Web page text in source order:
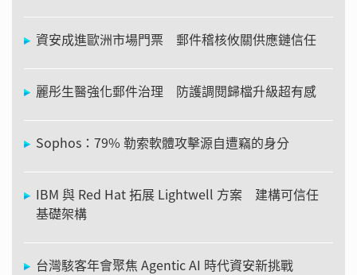
資安成進歐洲市場門票 郵件稽核攸關供應鏈信任
麗彤生醫強化郵件治理 防護調閱歸檔升級超有感
Sophos：79% 勒索軟體攻擊源自遭竊的身分
IBM 與 Red Hat 拓展 Lightwell 方案 建構可信任
基礎架構
台灣駭客年會聚焦 Agentic AI 時代資安新挑戰